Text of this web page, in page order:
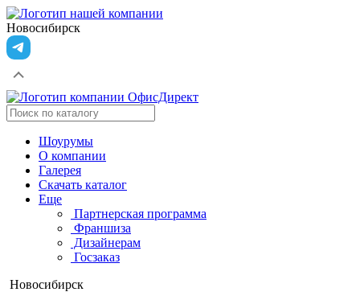
Новосибирск
Шоурумы
О компании
Галерея
Скачать каталог
Еще
Партнерская программа
Франшиза
Дизайнерам
Госзаказ
Новосибирск